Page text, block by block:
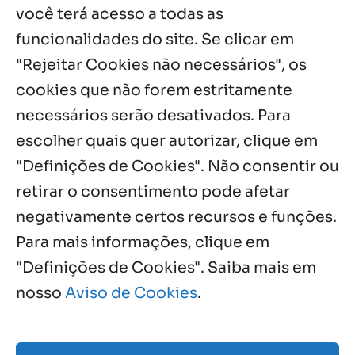
você terá acesso a todas as
funcionalidades do site. Se clicar em
"Rejeitar Cookies não necessários", os
cookies que não forem estritamente
necessários serão desativados. Para
escolher quais quer autorizar, clique em
"Definições de Cookies". Não consentir ou
retirar o consentimento pode afetar
negativamente certos recursos e funções.
Para mais informações, clique em
"Definições de Cookies". Saiba mais em
nosso Aviso de Cookies.
Palavra de Vida (Agosto de 2026)
Notícias por Categoria
Próximos Eventos
Agosto, 2026